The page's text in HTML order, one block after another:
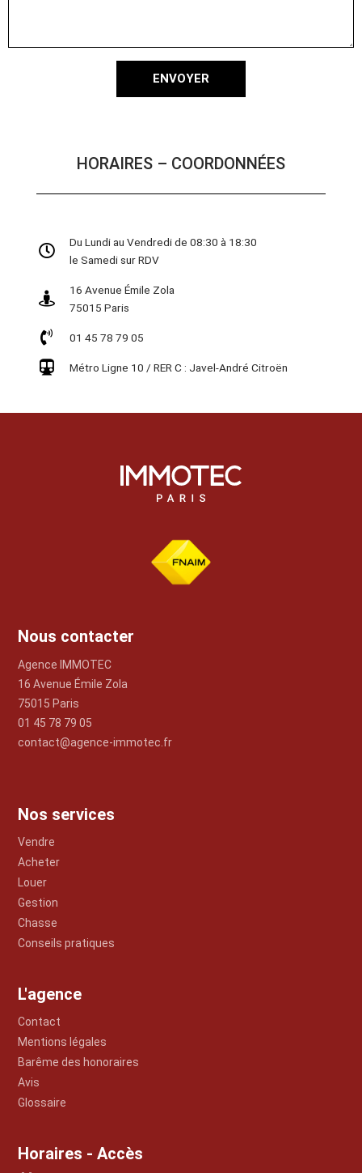
ENVOYER
HORAIRES – COORDONNÉES
Du Lundi au Vendredi de 08:30 à 18:30
le Samedi sur RDV
16 Avenue Émile Zola
75015 Paris
01 45 78 79 05
Métro Ligne 10 / RER C : Javel-André Citroën
Nous contacter
Agence IMMOTEC
16 Avenue Émile Zola
75015 Paris
01 45 78 79 05
contact@agence-immotec.fr
Nos services
Vendre
Acheter
Louer
Gestion
Chasse
Conseils pratiques
L'agence
Contact
Mentions légales
Barême des honoraires
Avis
Glossaire
Horaires - Accès